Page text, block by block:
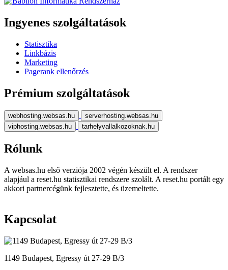
Ingyenes szolgáltatások
Statisztika
Linkbázis
Marketing
Pagerank ellenőrzés
Prémium szolgáltatások
webhosting.websas.hu
serverhosting.websas.hu
viphosting.websas.hu
tarhelyvallalkozoknak.hu
Rólunk
A websas.hu első verziója 2002 végén készült el. A rendszer
alapjául a reset.hu statisztikai rendszere szolált. A reset.hu portált egy
akkori partnercégünk fejlesztette, és üzemeltette.
Kapcsolat
1149 Budapest, Egressy út 27-29 B/3